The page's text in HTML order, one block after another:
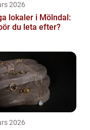
2026
lokaler i Mölndal:
du leta efter?
2026